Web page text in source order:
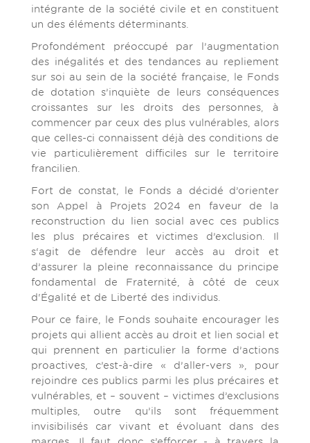
intégrante de la société civile et en constituent
un des éléments déterminants.
Profondément préoccupé par l’augmentation
des inégalités et des tendances au repliement
sur soi au sein de la société française, le Fonds
de dotation s’inquiète de leurs conséquences
croissantes sur les droits des personnes, à
commencer par ceux des plus vulnérables, alors
que celles-ci connaissent déjà des conditions de
vie particulièrement difficiles sur le territoire
francilien.
Fort de constat, le Fonds a décidé d’orienter
son Appel à Projets 2024 en faveur de la
reconstruction du lien social avec ces publics
les plus précaires et victimes d’exclusion. Il
s‘agit de défendre leur accès au droit et
d’assurer la pleine reconnaissance du principe
fondamental de Fraternité, à côté de ceux
d'Égalité et de Liberté des individus.
Pour ce faire, le Fonds souhaite encourager les
projets qui allient accès au droit et lien social et
qui prennent en particulier la forme d’actions
proactives, c’est-à-dire « d’aller-vers », pour
rejoindre ces publics parmi les plus précaires et
vulnérables, et – souvent – victimes d’exclusions
multiples, outre qu’ils sont fréquemment
invisibilisés car vivant et évoluant dans des